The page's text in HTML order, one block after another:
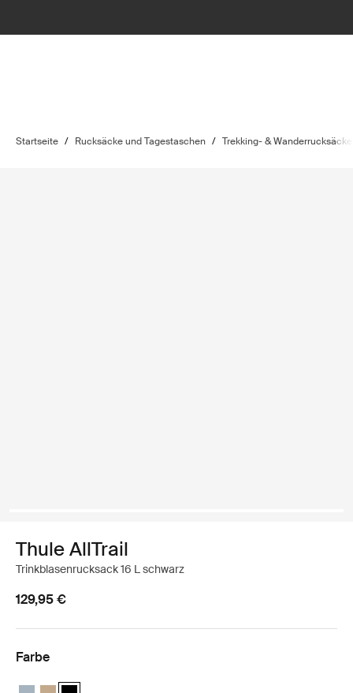
Startseite / Rucksäcke und Tagestaschen / Trekking- & Wanderrucksäcke
Thule AllTrail
Trinkblasenrucksack 16 L schwarz
129,95 €
Farbe
Thule AllTrail Daypack 16L Teichblau
Thule AllTrail Daypack 16L Blasses Khaki
Thule AllTrail Daypack 16L Schwarz (selected)